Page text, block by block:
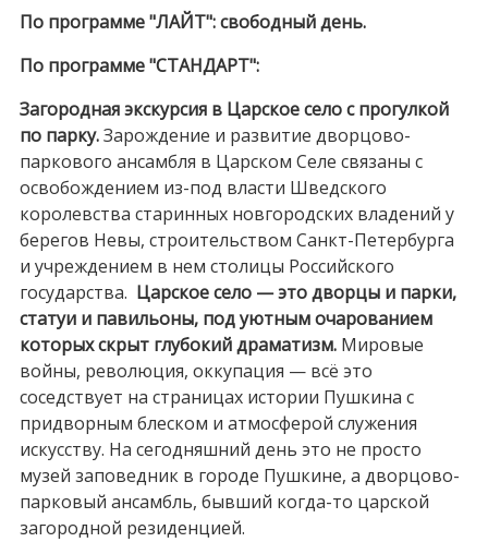
По программе "ЛАЙТ": свободный день.
По программе "СТАНДАРТ":
Загородная экскурсия в Царское село с прогулкой
по парку.Зарождение и развитие дворцово-
паркового ансамбля в Царском Селе связаны с
освобождением из-под власти Шведского
королевства старинных новгородских владений у
берегов Невы, строительством Санкт-Петербурга
и учреждением в нем столицы Российского
государства. Царское село — это дворцы и парки,
статуи и павильоны, под уютным очарованием
которых скрыт глубокий драматизм. Мировые
войны, революция, оккупация — всё это
соседствует на страницах истории Пушкина с
придворным блеском и атмосферой служения
искусству. На сегодняшний день это не просто
музей заповедник в городе Пушкине, а дворцово-
парковый ансамбль, бывший когда-то царской
загородной резиденцией.